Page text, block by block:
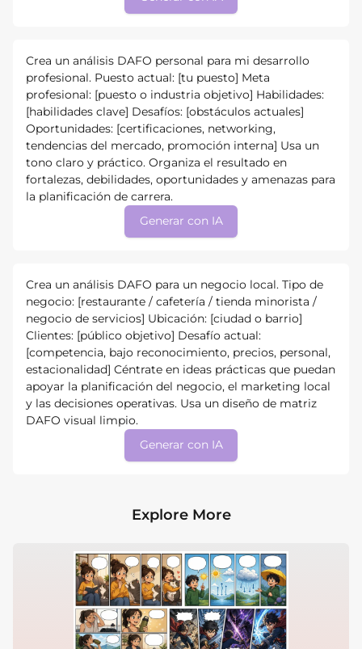
Crea un análisis DAFO personal para mi desarrollo
profesional. Puesto actual: [tu puesto] Meta
profesional: [puesto o industria objetivo] Habilidades:
[habilidades clave] Desafíos: [obstáculos actuales]
Oportunidades: [certificaciones, networking,
tendencias del mercado, promoción interna] Usa un
tono claro y práctico. Organiza el resultado en
fortalezas, debilidades, oportunidades y amenazas para
la planificación de carrera.
Generar con IA
Crea un análisis DAFO para un negocio local. Tipo de
negocio: [restaurante / cafetería / tienda minorista /
negocio de servicios] Ubicación: [ciudad o barrio]
Clientes: [público objetivo] Desafío actual:
[competencia, bajo reconocimiento, precios, personal,
estacionalidad] Céntrate en ideas prácticas que puedan
apoyar la planificación del negocio, el marketing local
y las decisiones operativas. Usa un diseño de matriz
DAFO visual limpio.
Generar con IA
Explore More